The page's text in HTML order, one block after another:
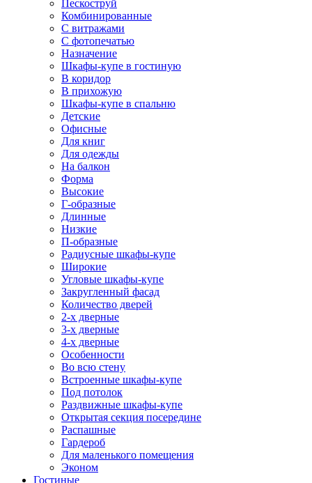
Пескоструй
Комбинированные
С витражами
С фотопечатью
Назначение
Шкафы-купе в гостиную
В коридор
В прихожую
Шкафы-купе в спальню
Детские
Офисные
Для книг
Для одежды
На балкон
Форма
Высокие
Г-образные
Длинные
Низкие
П-образные
Радиусные шкафы-купе
Широкие
Угловые шкафы-купе
Закругленный фасад
Количество дверей
2-х дверные
3-х дверные
4-х дверные
Особенности
Во всю стену
Встроенные шкафы-купе
Под потолок
Раздвижные шкафы-купе
Открытая секция посередине
Распашные
Гардероб
Для маленького помещения
Эконом
Гостиные